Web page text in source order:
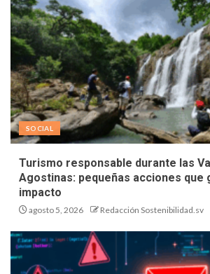
SOCIAL
Turismo responsable durante las
Agostinas: pequeñas acciones que
impacto
agosto 5, 2026 Redacción Sostenibilidad.sv